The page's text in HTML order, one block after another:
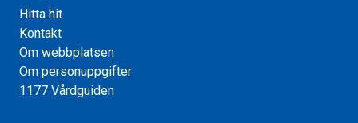
Hitta hit
Kontakt
Om webbplatsen
Om personuppgifter
1177 Vårdguiden